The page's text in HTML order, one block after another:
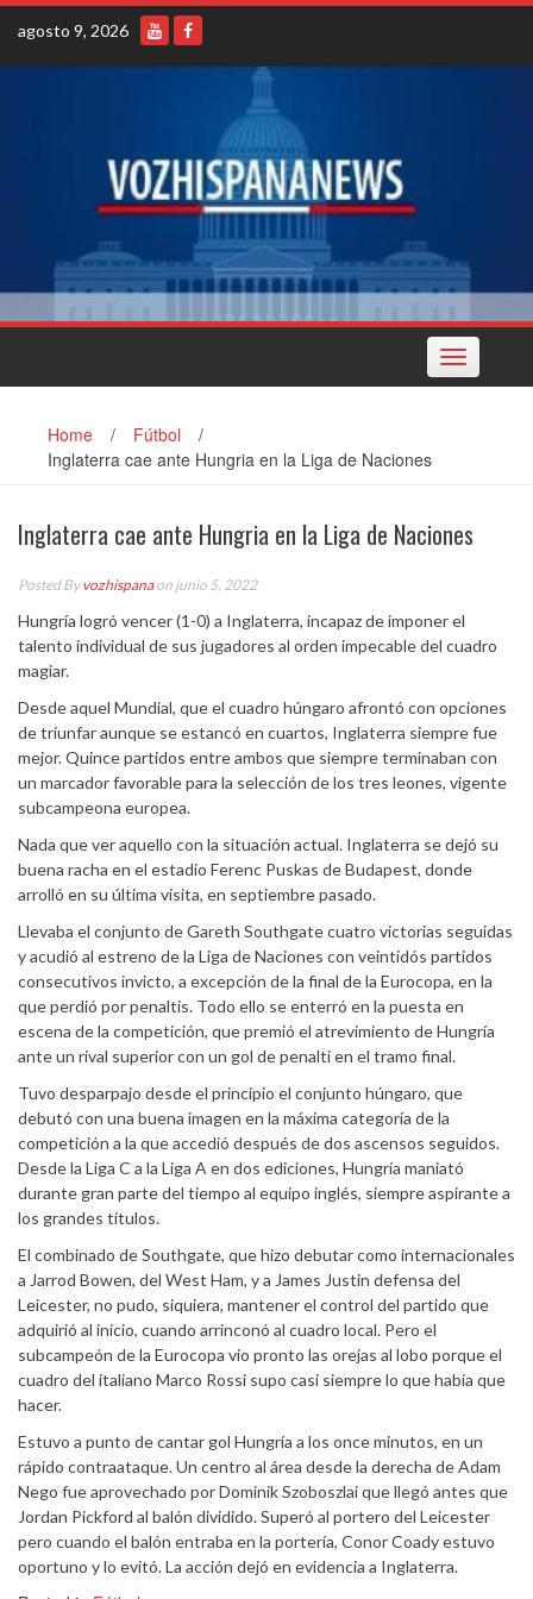
Skip
content
agosto 9, 2026
Toggle
navigation
Home / Fútbol
/
Inglaterra cae ante Hungria en la Liga de Naciones
Inglaterra cae ante Hungria en la Liga de Naciones
Posted Byvozhispanaon junio 5, 2022
Hungría logró vencer (1-0) a Inglaterra, incapaz de imponer el
talento individual de sus jugadores al orden impecable del cuadro
magiar.
Desde aquel Mundial, que el cuadro húngaro afrontó con opciones
de triunfar aunque se estancó en cuartos, Inglaterra siempre fue
mejor. Quince partidos entre ambos que siempre terminaban con
un marcador favorable para la selección de los tres leones, vigente
subcampeona europea.
Nada que ver aquello con la situación actual. Inglaterra se dejó su
buena racha en el estadio Ferenc Puskas de Budapest, donde
arrolló en su última visita, en septiembre pasado.
Llevaba el conjunto de Gareth Southgate cuatro victorias seguidas
y acudió al estreno de la Liga de Naciones con veintidós partidos
consecutivos invicto, a excepción de la final de la Eurocopa, en la
que perdió por penaltis. Todo ello se enterró en la puesta en
escena de la competición, que premió el atrevimiento de Hungría
ante un rival superior con un gol de penalti en el tramo final.
Tuvo desparpajo desde el principio el conjunto húngaro, que
debutó con una buena imagen en la máxima categoría de la
competición a la que accedió después de dos ascensos seguidos.
Desde la Liga C a la Liga A en dos ediciones, Hungría maniató
durante gran parte del tiempo al equipo inglés, siempre aspirante a
los grandes títulos.
El combinado de Southgate, que hizo debutar como internacionales
a Jarrod Bowen, del West Ham, y a James Justin defensa del
Leicester, no pudo, siquiera, mantener el control del partido que
adquirió al inicio, cuando arrinconó al cuadro local. Pero el
subcampeón de la Eurocopa vio pronto las orejas al lobo porque el
cuadro del italiano Marco Rossi supo casi siempre lo que había que
hacer.
Estuvo a punto de cantar gol Hungría a los once minutos, en un
rápido contraataque. Un centro al área desde la derecha de Adam
Nego fue aprovechado por Dominik Szoboszlai que llegó antes que
Jordan Pickford al balón dividido. Superó al portero del Leicester
pero cuando el balón entraba en la portería, Conor Coady estuvo
oportuno y lo evitó. La acción dejó en evidencia a Inglaterra.